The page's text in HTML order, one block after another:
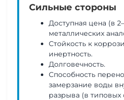
Сильные стороны
Доступная цена (в
металлических
Стойкость к
инертность.
Долговечность.
Способность
замерзание воды
разрыва (в типовых